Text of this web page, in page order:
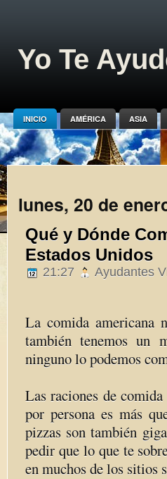
Yo Te
INICIO AMÉRICA ASIA
lunes, 20 de
Qué y Dónde
Estados Unidos
21:27 Ayudantes
La comida americana
también tenemos un
ninguno lo podemos
Las raciones de
por persona es más
pizzas son también
pedir que lo que te
en muchos de los sitios